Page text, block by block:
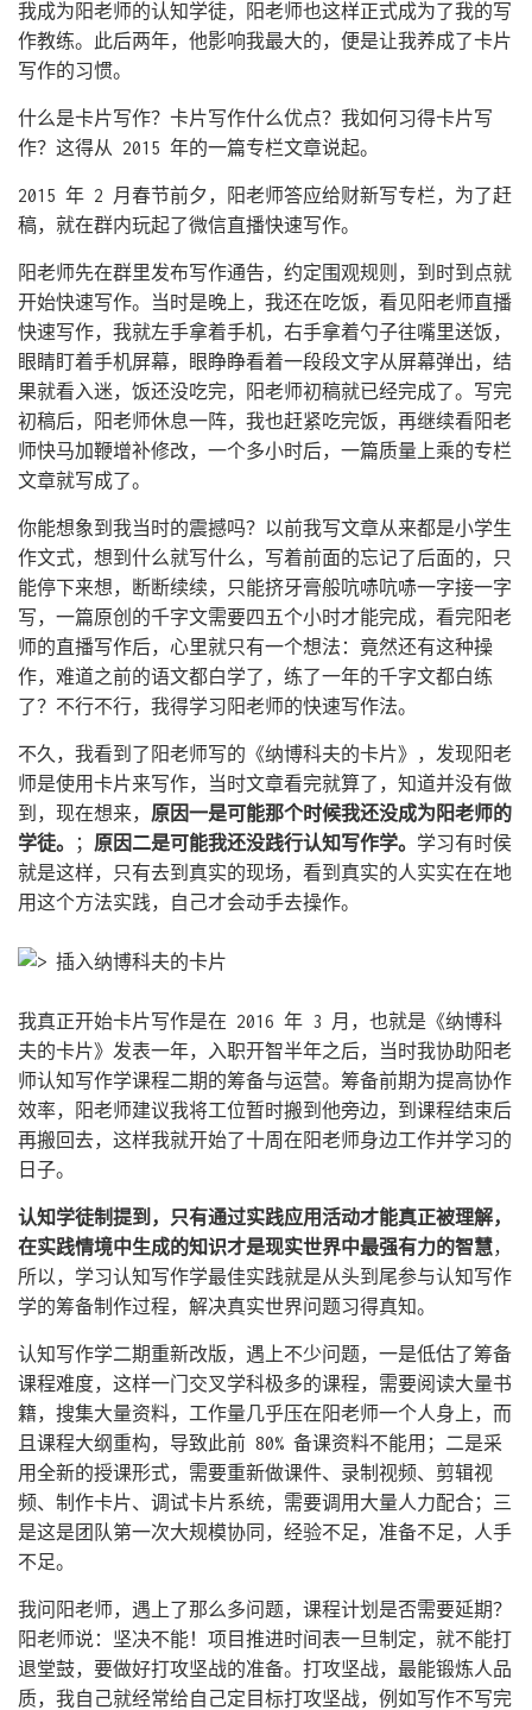
我成为阳老师的认知学徒，阳老师也这样正式成为了我的写
作教练。此后两年，他影响我最大的，便是让我养成了卡片
写作的习惯。
什么是卡片写作？卡片写作什么优点？我如何习得卡片写
作？这得从 2015 年的一篇专栏文章说起。
2015 年 2 月春节前夕，阳老师答应给财新写专栏，为了赶
稿，就在群内玩起了微信直播快速写作。
阳老师先在群里发布写作通告，约定围观规则，到时到点就
开始快速写作。当时是晚上，我还在吃饭，看见阳老师直播
快速写作，我就左手拿着手机，右手拿着勺子往嘴里送饭，
眼睛盯着手机屏幕，眼睁睁看着一段段文字从屏幕弹出，结
果就看入迷，饭还没吃完，阳老师初稿就已经完成了。写完
初稿后，阳老师休息一阵，我也赶紧吃完饭，再继续看阳老
师快马加鞭增补修改，一个多小时后，一篇质量上乘的专栏
文章就写成了。
你能想象到我当时的震撼吗？以前我写文章从来都是小学生
作文式，想到什么就写什么，写着前面的忘记了后面的，只
能停下来想，断断续续，只能挤牙膏般吭哧吭哧一字接一字
写，一篇原创的千字文需要四五个小时才能完成，看完阳老
师的直播写作后，心里就只有一个想法：竟然还有这种操
作，难道之前的语文都白学了，练了一年的千字文都白练
了？不行不行，我得学习阳老师的快速写作法。
不久，我看到了阳老师写的《纳博科夫的卡片》，发现阳老
师是使用卡片来写作，当时文章看完就算了，知道并没有做
到，现在想来， 原因一是可能那个时候我还没成为阳老师的
学徒。
； 原因二是可能我还没践行认知写作学。 学习有时侯
就是这样，只有去到真实的现场，看到真实的人实实在在地
用这个方法实践，自己才会动手去操作。
我真正开始卡片写作是在 2016 年 3 月，也就是《纳博科
夫的卡片》发表一年，入职开智半年之后，当时我协助阳老
师认知写作学课程二期的筹备与运营。筹备前期为提高协作
效率，阳老师建议我将工位暂时搬到他旁边，到课程结束后
再搬回去，这样我就开始了十周在阳老师身边工作并学习的
日子。
认知学徒制提到，只有通过实践应用活动才能真正被理解，
在实践情境中生成的知识才是现实世界中最强有力的智慧，
所以，学习认知写作学最佳实践就是从头到尾参与认知写作
学的筹备制作过程，解决真实世界问题习得真知。
认知写作学二期重新改版，遇上不少问题，一是低估了筹备
课程难度，这样一门交叉学科极多的课程，需要阅读大量书
籍，搜集大量资料，工作量几乎压在阳老师一个人身上，而
且课程大纲重构，导致此前 80% 备课资料不能用；二是采
用全新的授课形式，需要重新做课件、录制视频、剪辑视
频、制作卡片、调试卡片系统，需要调用大量人力配合；三
是这是团队第一次大规模协同，经验不足，准备不足，人手
不足。
我问阳老师，遇上了那么多问题，课程计划是否需要延期？
阳老师说：坚决不能！项目推进时间表一旦制定，就不能打
退堂鼓，要做好打攻坚战的准备。打攻坚战，最能锻炼人品
质，我自己就经常给自己定目标打攻坚战，例如写作不写完